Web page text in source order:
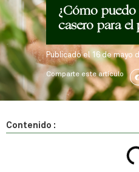
¿Cómo
casero para el
Publicado el 16 de mayo
Comparte este artículo
Contenido :